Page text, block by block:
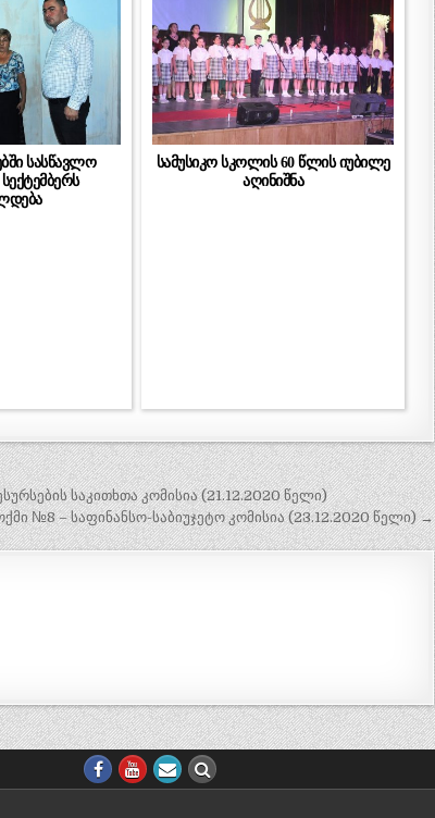
სასწავლო
სამუსიკო სკოლის 60 წლის იუბილე
აღინიშნა
საკითხთა კომისია (21.12.2020 წელი)
№8 – საფინანსო-საბიუჯეტო კომისია (23.12.2020 წელი) →